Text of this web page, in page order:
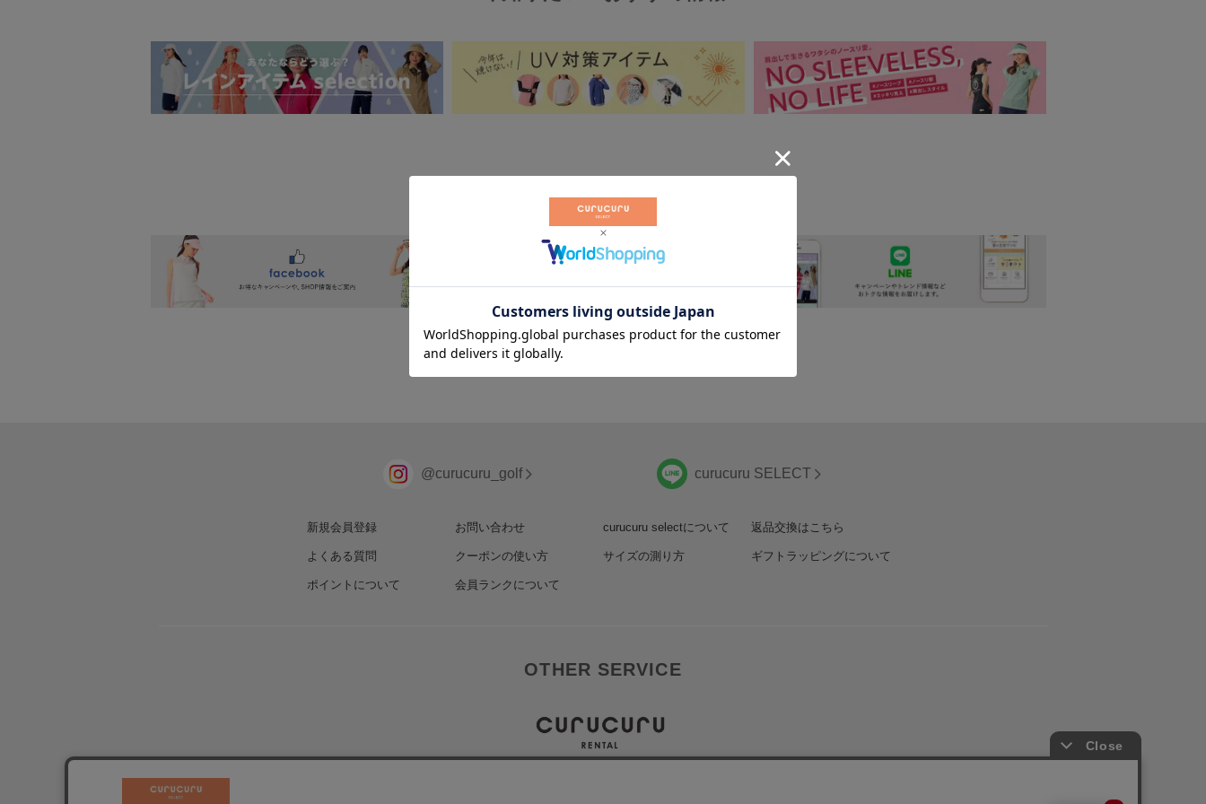
@curucuru_golf curucuru SELECT
新規会員登録 お問い合わせ curucuru selectについて 返品交換はこちら
よくある質問 クーポンの使い方 サイズの測り方 ギフトラッピングについて
ポイントについて 会員ランクについて
OTHER SERVICE